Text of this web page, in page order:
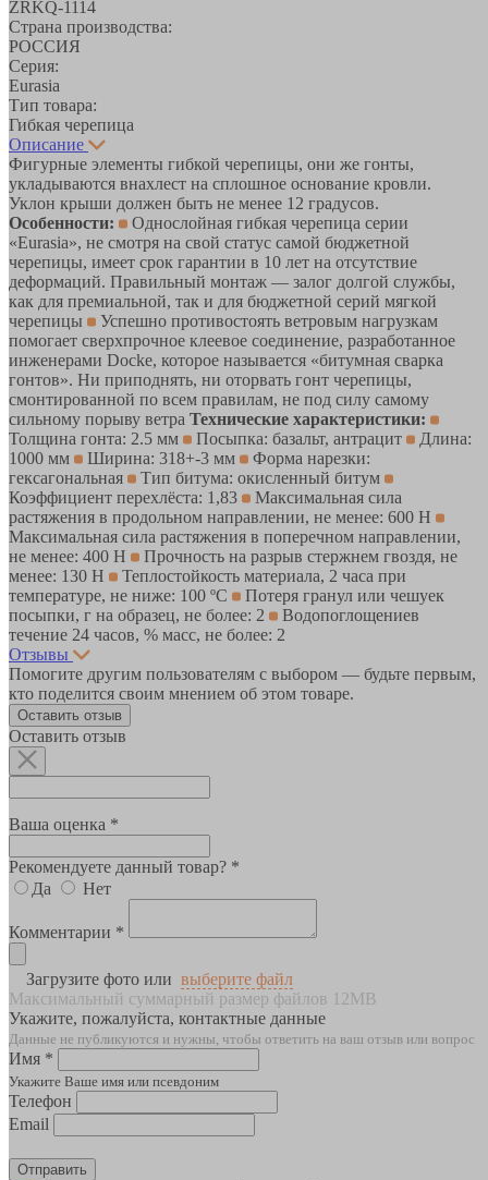
ZRKQ-1114
Страна производства:
РОССИЯ
Серия:
Eurasia
Тип товара:
Гибкая черепица
Описание
Фигурные элементы гибкой черепицы, они же гонты,
укладываются внахлест на сплошное основание кровли.
Уклон крыши должен быть не менее 12 градусов.
Особенности:
Однослойная гибкая черепица серии
«Eurasia», не смотря на свой статус самой бюджетной
черепицы, имеет срок гарантии в 10 лет на отсутствие
деформаций. Правильный монтаж — залог долгой службы,
как для премиальной, так и для бюджетной серий мягкой
черепицы
Успешно противостоять ветровым нагрузкам
помогает сверхпрочное клеевое соединение, разработанное
инженерами Docke, которое называется «битумная сварка
гонтов». Ни приподнять, ни оторвать гонт черепицы,
смонтированной по всем правилам, не под силу самому
сильному порыву ветра Технические характеристики:
Толщина гонта: 2.5 мм
Посыпка: базальт, антрацит
Длина:
1000 мм
Ширина: 318+-3 мм
Форма нарезки:
гексагональная
Тип битума: окисленный битум
Коэффициент перехлёста: 1,83
Максимальная сила
растяжения в продольном направлении, не менее: 600 Н
Максимальная сила растяжения в поперечном направлении,
не менее: 400 Н
Прочность на разрыв стержнем гвоздя, не
менее: 130 Н
Теплостойкость материала, 2 часа при
температуре, не ниже: 100 ºС
Потеря гранул или чешуек
посыпки, г на образец, не более: 2
Водопоглощениев
течение 24 часов, % масс, не более: 2
Отзывы
Помогите другим пользователям с выбором — будьте первым,
кто поделится своим мнением об этом товаре.
Оставить отзыв
Оставить отзыв
Ваша оценка *
Рекомендуете данный товар? *
Да
Нет
Комментарии *
Загрузите фото или выберите файл
Максимальный суммарный размер файлов 12MB
Укажите, пожалуйста, контактные данные
Данные не публикуются и нужны, чтобы ответить на ваш отзыв или вопрос
Имя *
Укажите Ваше имя или псевдоним
Телефон
Email
Отправить